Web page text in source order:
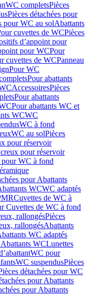
WC completsPièces
Pièces détachées pour
pour WC au solAbattants
cuvettes de WCPièces
d’appoint pour
pour WCPour
cuvettes de WCPanneau
Pour WC
Pour abattants
AccessoiresPièces
Pour abattants
Pour abattants WC et
WCWC
WC à fond
WC au solPièces
pour réservoir
pour réservoir
pour WC à fond
pour Abattants
WCWC adaptés
Cuvettes de WC à
Cuvettes de WC à fond
rallongésPièces
rallongésAbattants
WC adaptés
Abattants WCLunettes
WC pour
WC suspendusPièces
détachées pour WC
pour Abattants
pour Abattants